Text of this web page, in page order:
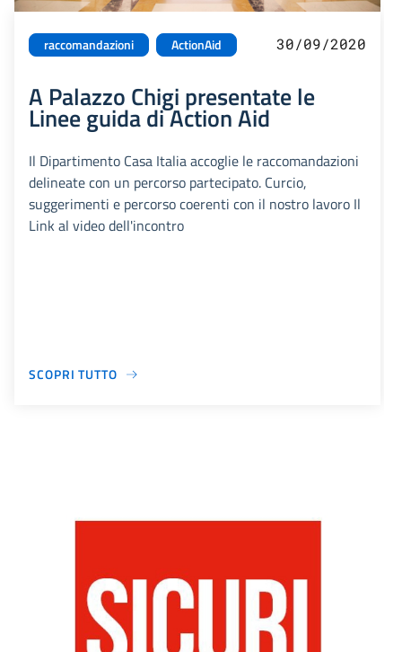
raccomandazioni ActionAid 30/09/2020
A Palazzo Chigi presentate le
Linee guida di Action Aid
Il Dipartimento Casa Italia accoglie le raccomandazioni
delineate con un percorso partecipato. Curcio,
suggerimenti e percorso coerenti con il nostro lavoro Il
Link al video dell'incontro
SCOPRI TUTTO